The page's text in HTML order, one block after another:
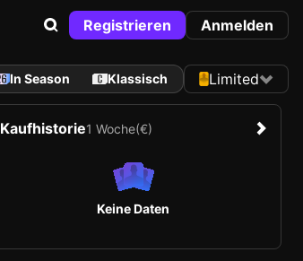
Registrieren Anmelden
In Season Klassisch Limited
Kaufhistorie1 Woche(€)
Keine Daten